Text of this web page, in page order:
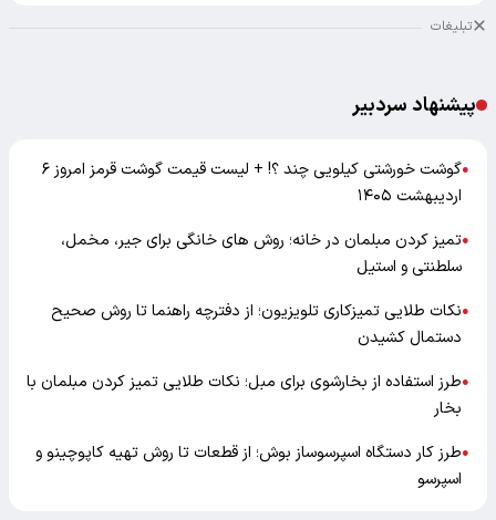
تبلیغات
پیشنهاد سردبیر
●
گوشت خورشتی کیلویی چند ؟! + لیست قیمت گوشت قرمز امروز ۶
اردیبهشت ۱۴۰۵
●تمیز کردن مبلمان در خانه؛ روش های خانگی برای جیر، مخمل،
سلطنتی و استیل
●نکات طلایی تمیزکاری تلویزیون؛ از دفترچه راهنما تا روش صحیح
دستمال کشیدن
●طرز استفاده از بخارشوی برای مبل؛ نکات طلایی تمیز کردن مبلمان با
بخار
●طرز کار دستگاه اسپرسوساز بوش؛ از قطعات تا روش تهیه کاپوچینو و
اسپرسو